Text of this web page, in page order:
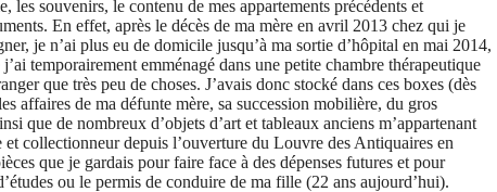
les souvenirs, le contenu de mes appartements précédents et
En effet, après le décès de ma mère en avril 2013 chez qui je
je n’ai plus eu de domicile jusqu’à ma sortie d’hôpital en mai 2014,
temporairement emménagé dans une petite chambre thérapeutique
que très peu de choses. J’avais donc stocké dans ces boxes (dès
affaires de ma défunte mère, sa succession mobilière, du gros
que de nombreux d’objets d’art et tableaux anciens m’appartenant
et collectionneur depuis l’ouverture du Louvre des Antiquaires en
que je gardais pour faire face à des dépenses futures et pour
ou le permis de conduire de ma fille (22 ans aujourd’hui).